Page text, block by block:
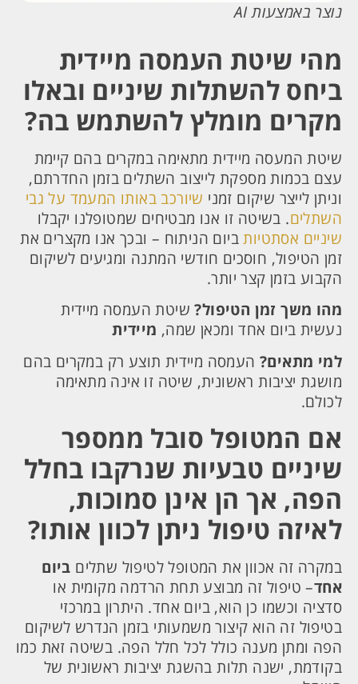
נוצר באמצעות AI
מהי שיטת העמסה מיידית
ביחס להשתלות שיניים ובאלו
מקרים מומלץ להשתמש בה?
שיטת המעסה מיידית מתאימה במקרים בהם קיימת
עצם בכמות מספקת לייצוב השתלים בזמן החדרתם,
וניתן לייצר שיקום זמני שיורכב באותו המעמד על גבי
השתלים. בשיטה זו אנו מבטיחים שמטופלנו יקבלו
שיניים אסתטיותביום הניתוח – ובכך אנו מקצרים את
זמן הטיפול, חוסכים חודשי המתנה ומגיעים לשיקום
הקבוע בזמן קצר יותר.
מהו משך זמן הטיפול?שיטת העמסה מיידית
נעשית ביום אחד ומכאן שמה, מיידית
למי מתאים? העמסה מיידית תוצע רק במקרים בהם
מושגת יציבות ראשונית, שיטה זו אינה מתאימה
לכולם.
אם המטופל סובל ממספר
שיניים טבעיות שנרקבו בחלל
הפה, אך הן אינן סמוכות,
לאיזה טיפול ניתן לכוון אותו?
במקרה זה אכוון את המטופל לטיפול שתלים ביום
אחד– טיפול זה מבוצע תחת הרדמה מקומית או
סדציה וכשמו כן הוא, ביום אחד. היתרון במרכזי
בטיפול זה הוא קיצור משמעותי בזמן הנדרש לשיקום
הפה ומתן מענה כולל לכל חלל הפה. בשיטה זאת כמו
בקודמת, ישנה תלות בהשגת יציבות ראשונית של